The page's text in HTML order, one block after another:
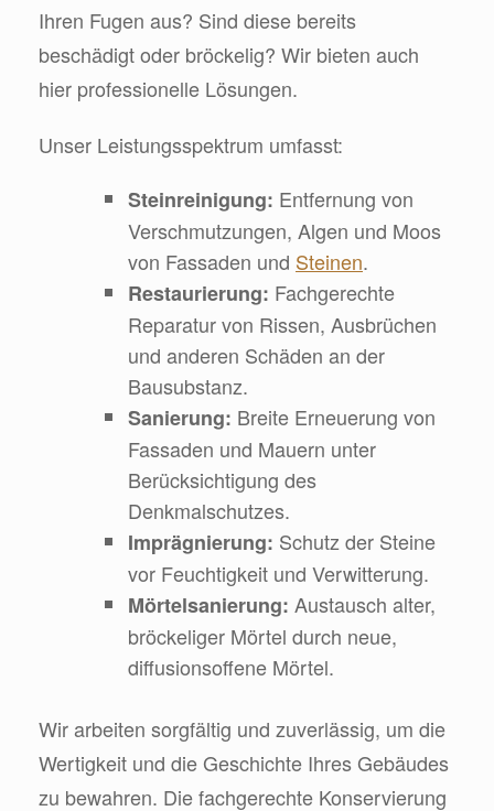
Ihren Fugen aus? Sind diese bereits
beschädigt oder bröckelig? Wir bieten auch
hier professionelle Lösungen.
Unser Leistungsspektrum umfasst:
Steinreinigung: Entfernung von
Verschmutzungen, Algen und Moos
von Fassaden und Steinen.
Restaurierung: Fachgerechte
Reparatur von Rissen, Ausbrüchen
und anderen Schäden an der
Bausubstanz.
Sanierung: Breite Erneuerung von
Fassaden und Mauern unter
Berücksichtigung des
Denkmalschutzes.
Imprägnierung: Schutz der Steine
vor Feuchtigkeit und Verwitterung.
Mörtelsanierung: Austausch alter,
bröckeliger Mörtel durch neue,
diffusionsoffene Mörtel.
Wir arbeiten sorgfältig und zuverlässig, um die
Wertigkeit und die Geschichte Ihres Gebäudes
zu bewahren. Die fachgerechte Konservierung